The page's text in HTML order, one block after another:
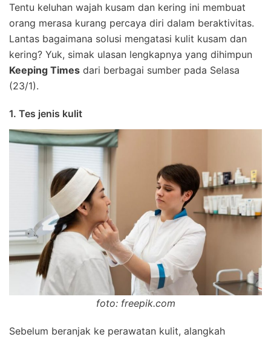
Tentu keluhan wajah kusam dan kering ini membuat
orang merasa kurang percaya diri dalam beraktivitas.
Lantas bagaimana solusi mengatasi kulit kusam dan
kering? Yuk, simak ulasan lengkapnya yang dihimpun
Keeping Times dari berbagai sumber pada Selasa
(23/1).
1. Tes jenis kulit
foto: freepik.com
Sebelum beranjak ke perawatan kulit, alangkah